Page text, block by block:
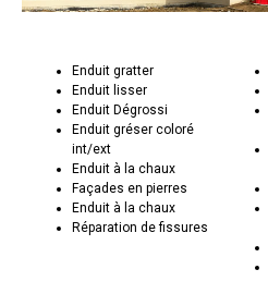
Enduit gratter
Enduit lisser
Enduit Dégrossi
Enduit gréser coloré
int/ext
Enduit à la chaux
Façades en pierres
Enduit à la chaux
Réparation de fissures